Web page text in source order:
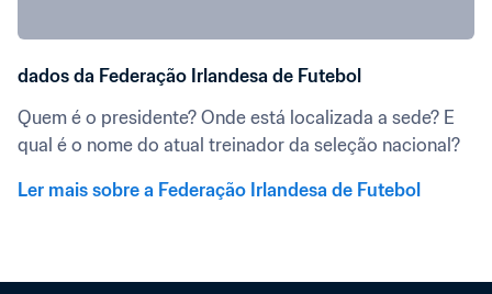
dados da Federação Irlandesa de Futebol
Quem é o presidente? Onde está localizada a sede? E
qual é o nome do atual treinador da seleção nacional?
Ler mais sobre a Federação Irlandesa de Futebol